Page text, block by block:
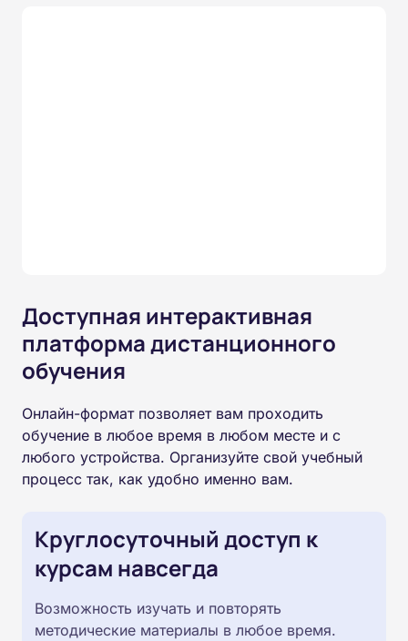
Доступная интерактивная
платформа дистанционного
обучения
Онлайн-формат позволяет вам проходить
обучение в любое время в любом месте и с
любого устройства. Организуйте свой учебный
процесс так, как удобно именно вам.
Круглосуточный доступ к
курсам навсегда
Возможность изучать и повторять
методические материалы в любое время.